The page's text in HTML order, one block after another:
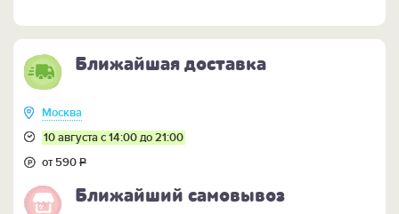
Ближайшая доставка
Москва
10 августа с 14:00 до 21:00
от 590Р
Ближайший самовывоз